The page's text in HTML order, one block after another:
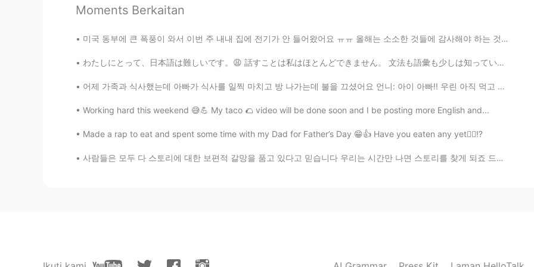
KR RU EN ES
그럼 저는 ‘진정한’ 팔로워네요 ㅎㅎ
noname 2019.07.27 18:54
KR EN
다행이에요 🙂💕
マル 2019.07.27 18:44
Moments Berkaitan
미국 동부에 큰 폭풍이 와서 이번 주 내내 집에 전기가 안 들어왔어요 ㅠㅠ 올해는 소소한 것들에 감사해야 하는 것을 배우는 거 같아요 한달 전 쯤에는 수돗물이 없어서 고생 많...
わたしにとって、日本語は難しいです。😩 話すことは私はほとんどできません。 文法も語彙も少しは知っていますが、話そうとすると私の脳が散歩に行ったかのように何も話せなくなります。なぜこんなことにな...
어제 가족과 식사했는데 아빠가 식사를 일찍 마치고 방 나가는데 불을 끄셨어요 언니: 아이 아빠!! 우린 아직 먹고 있잖아!! 아빠: 어두운데서 식사하는 게 좋아. 너무 밝으...
Working hard this weekend 😅💪 My taco 🌮 video will be done soon and I be posting more English and...
Made a rap to eat and spent some time with my Dad for Father’s Day 😁👍 Have you eaten any yet🤷‍♀️⁉️
사람들은 모두 다 스토리에 대한 보편적 갈망을 품고 있다고 믿습니다 우리는 시간만 나면 스토리를 찾게 되죠 드라마를 시청하든가, 영화관에 가든가, 연극을 보든가, 웹툰을 읽든...